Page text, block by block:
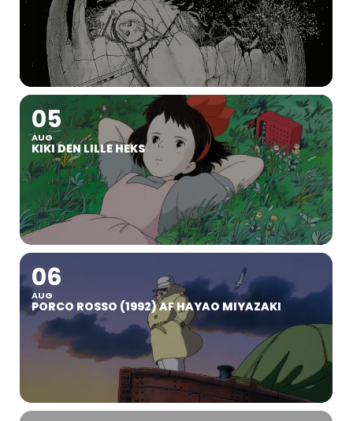
05
AUG
KIKI DEN LILLE HEKS
06
AUG
PORCO ROSSO (1992) AF HAYAO MIYAZAKI